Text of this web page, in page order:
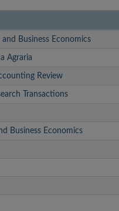
Business Economics
Agraria
Review
Transactions
Business Economics